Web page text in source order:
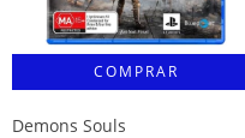
Demons Souls